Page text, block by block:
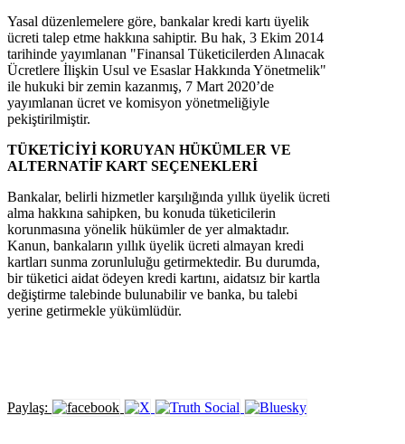
Yasal düzenlemelere göre, bankalar kredi kartı üyelik
ücreti talep etme hakkına sahiptir. Bu hak, 3 Ekim 2014
tarihinde yayımlanan "Finansal Tüketicilerden Alınacak
Ücretlere İlişkin Usul ve Esaslar Hakkında Yönetmelik"
ile hukuki bir zemin kazanmış, 7 Mart 2020’de
yayımlanan ücret ve komisyon yönetmeliğiyle
pekiştirilmiştir.
TÜKETİCİYİ KORUYAN HÜKÜMLER VE
ALTERNATİF KART SEÇENEKLERİ
Bankalar, belirli hizmetler karşılığında yıllık üyelik ücreti
alma hakkına sahipken, bu konuda tüketicilerin
korunmasına yönelik hükümler de yer almaktadır.
Kanun, bankaların yıllık üyelik ücreti almayan kredi
kartları sunma zorunluluğu getirmektedir. Bu durumda,
bir tüketici aidat ödeyen kredi kartını, aidatsız bir kartla
değiştirme talebinde bulunabilir ve banka, bu talebi
yerine getirmekle yükümlüdür.
Paylaş: